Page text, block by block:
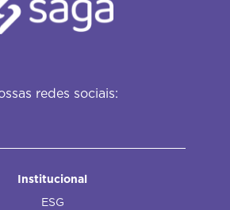
redes sociais:
Institucional
ESG